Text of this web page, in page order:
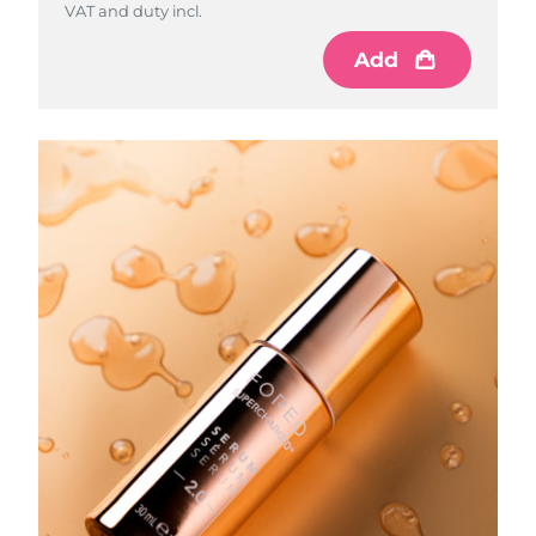
VAT and duty incl.
Add
Livraison estimée 8/14/26
Portugal Livraison estimée8/11/26
Porto Rico Livraison estimée
Qatar Livraison estimée8/12/26
La Réunion Livraison estimée
Roumanie Livraison estimée 8/11/26
Russie Livraison estimée 8/19/26
Arabie saoudite